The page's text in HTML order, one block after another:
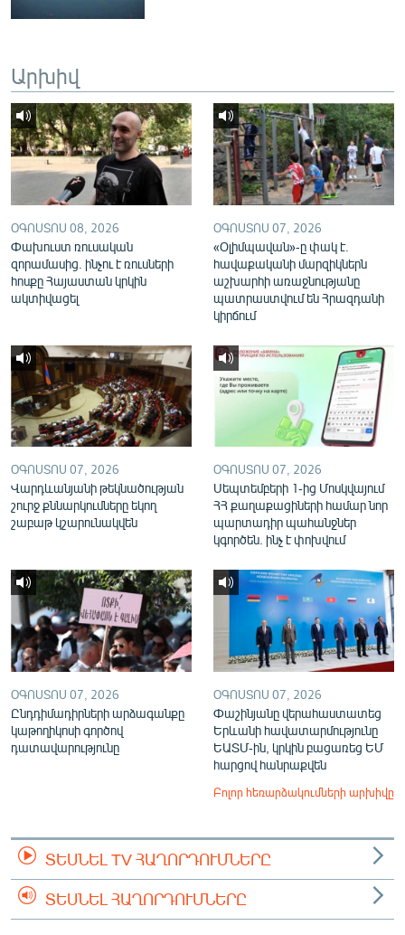
Հայերեն
English
Русский
ՀԵՏԵՎԵՔ ՄԵԶ
«Ազատության» բոլոր կայքերը
Արխիվ
ՕԳՈՍՏՈՍ 08, 2026
Փախուստ ռուսական
զորամասից. ինչու է ռուսների
հոսքը Հայաստան կրկին
ակտիվացել
ՕԳՈՍՏՈՍ 07, 2026
«Օլիմպավան»-ը փակ է.
հավաքականի մարզիկներն
աշխարհի առաջնությանը
պատրաստվում են Հրազդանի
կիրճում
ՕԳՈՍՏՈՍ 07, 2026
Վարդևանյանի թեկնածության
շուրջ քննարկումները եկող
շաբաթ կշարունակվեն
ՕԳՈՍՏՈՍ 07, 2026
Սեպտեմբերի 1-ից Մոսկվայում
ՀՀ քաղաքացիների համար նոր
պարտադիր պահանջներ
կգործեն. ինչ է փոխվում
ՕԳՈՍՏՈՍ 07, 2026
Ընդդիմադիրների արձագանքը
կաթողիկոսի գործով
դատավարությունը
ՕԳՈՍՏՈՍ 07, 2026
Փաշինյանը վերահաստատեց
Երևանի հավատարմությունը
ԵԱՏՄ-ին, կրկին բացառեց ԵՄ
հարցով հանրաքվեն
Բոլոր հեռարձակումների արխիվը
ՏԵՍՆԵԼ TV ՀԱՂՈՐԴՈՒՄՆԵՐԸ
ՏԵՍՆԵԼ ՀԱՂՈՐԴՈՒՄՆԵՐԸ